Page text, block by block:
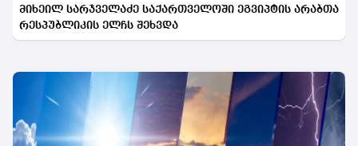
მიხეილ სარჯველაძე საქართველოში ეგვიპტის არაბთა
რესპუბლიკის ელჩს შეხვდა